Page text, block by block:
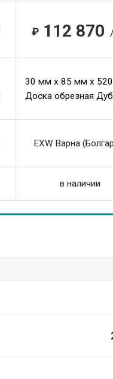
₽ 112 870
30 мм x 85 мм x
Доска обрезная Дуб
EXW Варна
в наличии